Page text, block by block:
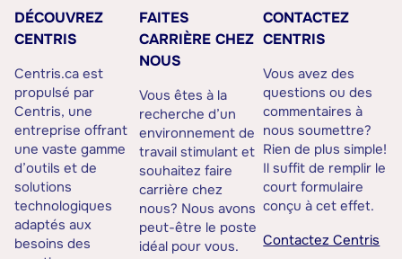
DÉCOUVREZ
CENTRIS
Centris.ca est
propulsé par
Centris, une
entreprise offrant
une vaste gamme
d’outils et de
solutions
technologiques
adaptés aux
besoins des
FAITES
CARRIÈRE CHEZ
NOUS
Vous êtes à la
recherche d’un
environnement de
travail stimulant et
souhaitez faire
carrière chez
nous? Nous avons
peut-être le poste
idéal pour vous.
CONTACTEZ
CENTRIS
Vous avez des
questions ou des
commentaires à
nous soumettre?
Rien de plus simple!
Il suffit de remplir le
court formulaire
conçu à cet effet.
Contactez Centris